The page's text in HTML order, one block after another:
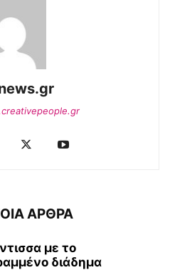
ΑΡΘΡΑ
με το
διάδημα